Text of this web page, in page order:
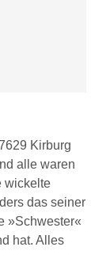
Kirburg
alle waren
wickelte
das seiner
»Schwester«
hat. Alles